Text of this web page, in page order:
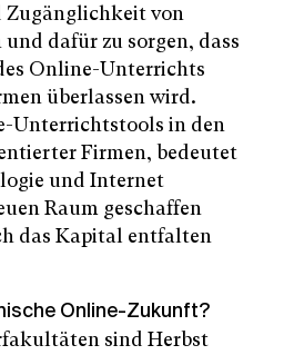
Zugänglichkeit von
dafür zu sorgen, dass
Online-Unterrichts
überlassen wird.
Unterrichtstools in den
Firmen, bedeutet
und Internet
Raum geschaffen
das Kapital entfalten
Online-Zukunft?
sind Herbst